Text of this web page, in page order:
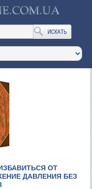
ОТ
ДАВЛЕНИЯ БЕЗ